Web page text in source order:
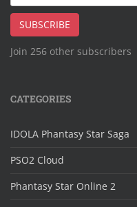
Address
SUBSCRIBE
Join 256 other subscribers
CATEGORIES
IDOLA Phantasy Star Saga
PSO2 Cloud
Phantasy Star Online 2